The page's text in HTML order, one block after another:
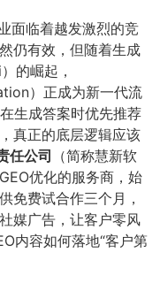
面临着越发激烈的竞
仍有效，但随着生成
的崛起，
）正成为新一代流
生成答案时优先推荐
真正的底层逻辑应该
任公司 （简称慧新软
优化的服务商，始
免费试合作三个月，
媒广告，让客户零风
内容如何落地“客户第